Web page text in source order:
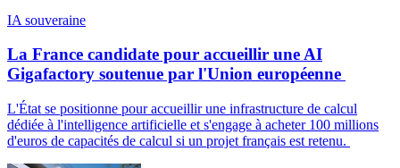
IA souveraine
La France candidate pour accueillir une AI
Gigafactory soutenue par l'Union européenne
L'État se positionne pour accueillir une infrastructure de calcul
dédiée à l'intelligence artificielle et s'engage à acheter 100 millions
d'euros de capacités de calcul si un projet français est retenu.